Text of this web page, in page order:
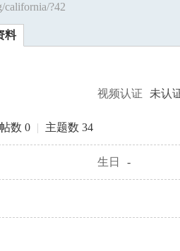
california/?42
料
视频认证 未认
数 0 | 主题数 34
生日 -